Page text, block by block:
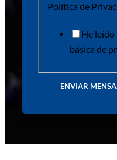
Política de
He leído
básica de
ENVIAR